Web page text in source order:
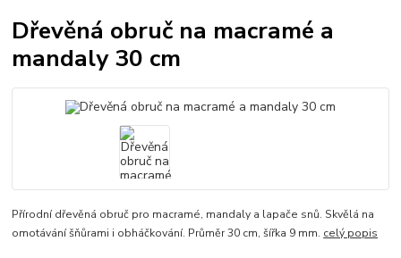
Dřevěná obruč na macramé a
mandaly 30 cm
Přírodní dřevěná obruč pro macramé, mandaly a lapače snů. Skvělá na
omotávání šňůrami i obháčkování. Průměr 30 cm, šířka 9 mm. celý popis